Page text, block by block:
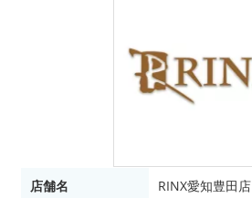
店舗名 RINX愛知豊田店